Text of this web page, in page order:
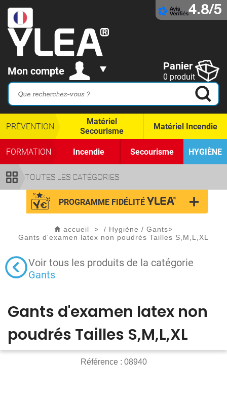
4.8/5
Mon compte Panier
0 produit
TOUTES LES CATÉGORIES
PRÉVENTION
Matériel
Secourisme
Matériel Incendie
FORMATION Incendie Secourisme HYGIÈNE
PROGRAMME FIDÉLITÉ
accueil > / Hygiène / Gants>
Gants d'examen latex non poudrés Tailles S,M,L,XL
Voir tous les produits de la catégorie
Gants
Gants d'examen latex non
poudrés Tailles S,M,L,XL
Référence : 08940